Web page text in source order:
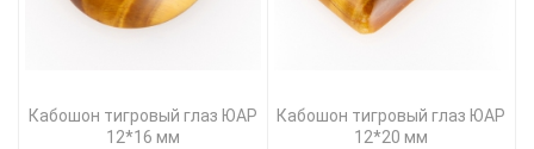
Кабошон тигровый глаз ЮАР
12*16 мм
Кабошон тигровый глаз ЮАР
12*20 мм